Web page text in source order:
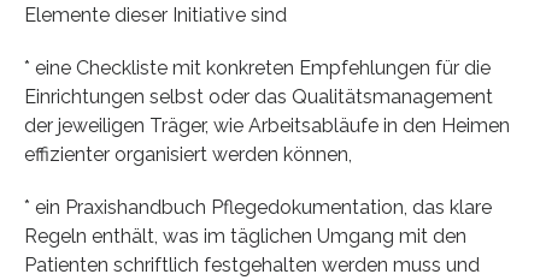
Elemente dieser Initiative sind
* eine Checkliste mit konkreten Empfehlungen für die
Einrichtungen selbst oder das Qualitätsmanagement
der jeweiligen Träger, wie Arbeitsabläufe in den Heimen
effizienter organisiert werden können,
* ein Praxishandbuch Pflegedokumentation, das klare
Regeln enthält, was im täglichen Umgang mit den
Patienten schriftlich festgehalten werden muss und